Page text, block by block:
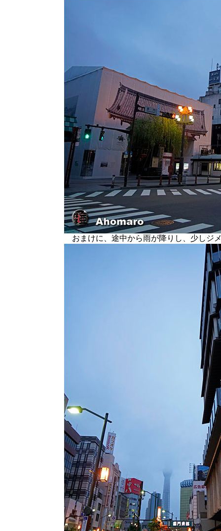
おまけに、途中から雨が降りし、少しジ